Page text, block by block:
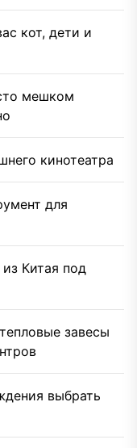
кот, дети и
мешком
кинотеатра
для
Китая под
завесы
выбрать